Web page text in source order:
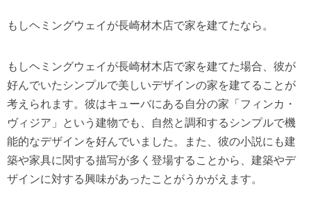
もしヘミングウェイが長崎材木店で家を建てたなら。
もしヘミングウェイが長崎材木店で家を建てた場合、彼が
好んでいたシンプルで美しいデザインの家を建てることが
考えられます。彼はキューバにある自分の家「フィンカ・
ヴィジア」という建物でも、自然と調和するシンプルで機
能的なデザインを好んでいました。また、彼の小説にも建
築や家具に関する描写が多く登場することから、建築やデ
ザインに対する興味があったことがうかがえます。